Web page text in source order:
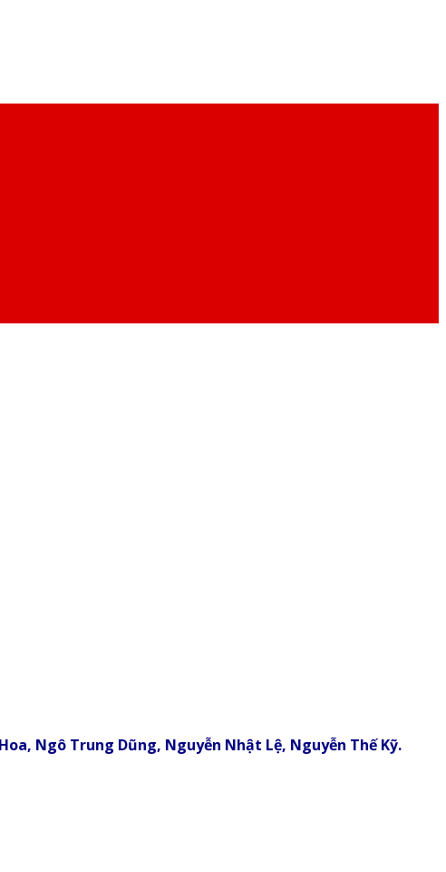
Ngô Trung Dũng, Nguyễn Nhật Lệ, Nguyễn Thế Kỹ.